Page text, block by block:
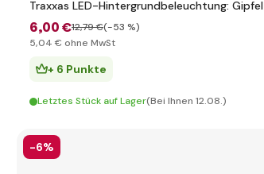
Traxxas LED-Hintergrundbeleuchtung: Gipfel
6,00 €12,79 €(-53 %)
5,04 € ohne MwSt
+ 6 Punkte
Letztes Stück auf Lager(Bei Ihnen 12.08.)
-6%